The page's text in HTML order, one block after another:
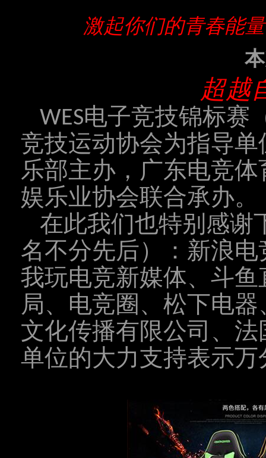
激起你们的青春能
超越
WES电子竞技锦标赛
竞技运动协会为指导
乐部主办，广东电竞
娱乐业协会联合承办。
在此我们也特别感谢
名不分先后）：新浪电
我玩电竞新媒体、斗
局、电竞圈、松下电
文化传播有限公司、
单位的大力支持表示万